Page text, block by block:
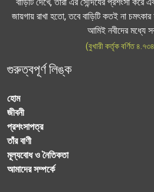
জায়গায় রাখা হতো, তবে বাড়িটি কতই না
আমিই নবীদের মধ্যে
(বুখারী কর্তৃক বর্ণিত
গুরুত্বপূর্ণ লিঙ্ক
হোম
জীবনী
প্রশংসাপত্র
তাঁর বাণী
মূল্যবোধ ও নৈতিকতা
আমাদের সম্পর্কে